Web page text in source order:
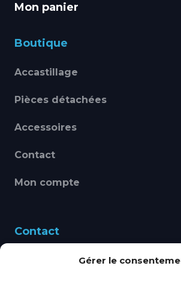
Gérer le
Mon panier
Boutique
Accastillage
Pièces détachées
Accessoires
Contact
Mon compte
Contact
460 Avenue Alain Le